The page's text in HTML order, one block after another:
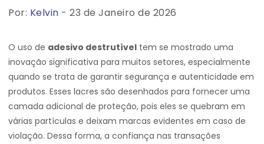
Por: Kelvin - 23 de Janeiro de 2026
O uso de adesivo destrutível tem se mostrado uma
inovação significativa para muitos setores, especialmente
quando se trata de garantir segurança e autenticidade em
produtos. Esses lacres são desenhados para fornecer uma
camada adicional de proteção, pois eles se quebram em
várias partículas e deixam marcas evidentes em caso de
violação. Dessa forma, a confiança nas transações